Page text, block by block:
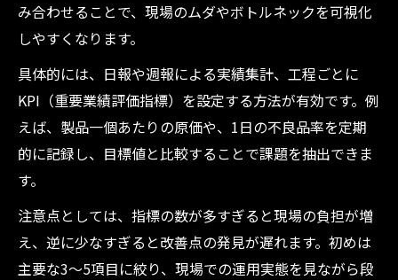
み合わせることで、現場のムダやボトルネックを可視化
しやすくなります。
具体的には、日報や週報による実績集計、工程ごとに
KPI（重要業績評価指標）を設定する方法が有効です。例
えば、製品一個あたりの原価や、1日の不良品率を定期
的に記録し、目標値と比較することで課題を抽出できま
す。
注意点としては、指標の数が多すぎると現場の負担が増
え、逆に少なすぎると改善点の発見が遅れます。初めは
主要な3～5項目に絞り、現場での運用実態を見ながら段